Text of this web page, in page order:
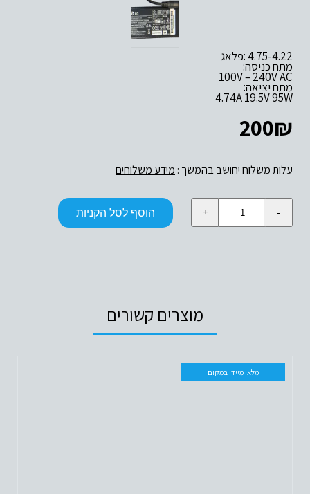
4.74A 19.5V 95W
200₪
עלות משלוח יחושב בהמשך : מידע משלוחים
כמות
הוסף לסל הקניות
מוצרים קשורים
מלאי מיידי במקום